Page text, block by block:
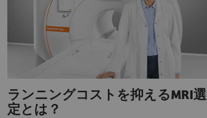
ランニングコストを抑えるMRI選
定とは？